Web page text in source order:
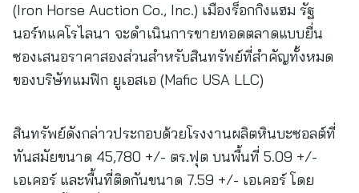
(Iron Horse Auction Co., Inc.) เมืองร็อกกิงแฮม รัฐ
นอร์ทแคโรไลนา จะดำเนินการขายทอดตลาดแบบยื่น
ซองเสนอราคาสองส่วนสำหรับสินทรัพย์ที่สำคัญทั้งหมด
ของบริษัทแมฟิก ยูเอสเอ (Mafic USA LLC)
สินทรัพย์ดังกล่าวประกอบด้วยโรงงานผลิตหินบะซอลต์ที่
ทันสมัยขนาด 45,780 +/- ตร.ฟุต บนพื้นที่ 5.09 +/-
เอเคอร์ และพื้นที่ติดกันขนาด 7.59 +/- เอเคอร์ โดย